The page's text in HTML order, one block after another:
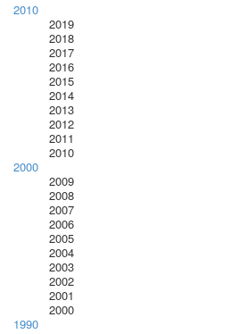
2010
2019
2018
2017
2016
2015
2014
2013
2012
2011
2010
2000
2009
2008
2007
2006
2005
2004
2003
2002
2001
2000
1990